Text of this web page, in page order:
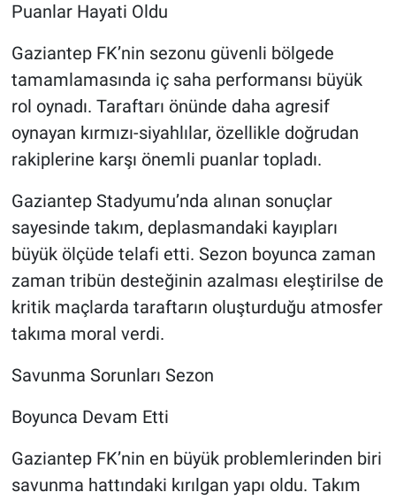
Puanlar Hayati Oldu
Gaziantep FK’nin sezonu güvenli bölgede
tamamlamasında iç saha performansı büyük
rol oynadı. Taraftarı önünde daha agresif
oynayan kırmızı-siyahlılar, özellikle doğrudan
rakiplerine karşı önemli puanlar topladı.
Gaziantep Stadyumu’nda alınan sonuçlar
sayesinde takım, deplasmandaki kayıpları
büyük ölçüde telafi etti. Sezon boyunca zaman
zaman tribün desteğinin azalması eleştirilse de
kritik maçlarda taraftarın oluşturduğu atmosfer
takıma moral verdi.
Savunma Sorunları Sezon
Boyunca Devam Etti
Gaziantep FK’nin en büyük problemlerinden biri
savunma hattındaki kırılgan yapı oldu. Takım